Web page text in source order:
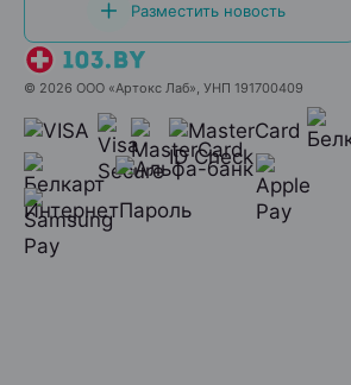
Разместить новость
© 2026 ООО «Артокс Лаб», УНП 191700409